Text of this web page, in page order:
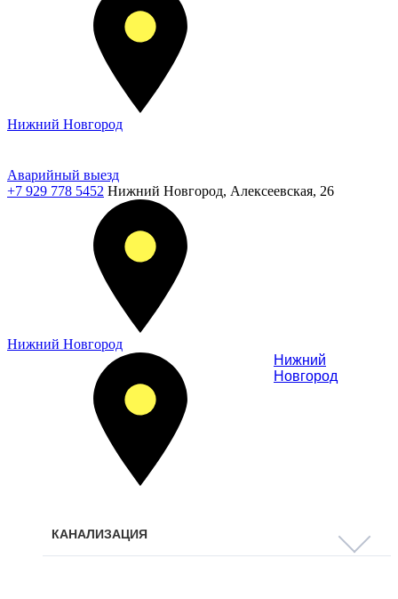
Нижний Новгород
Аварийный выезд
+7 929 778 5452 Нижний Новгород, Алексеевская, 26
Нижний Новгород
Нижний
Новгород
КАНАЛИЗАЦИЯ